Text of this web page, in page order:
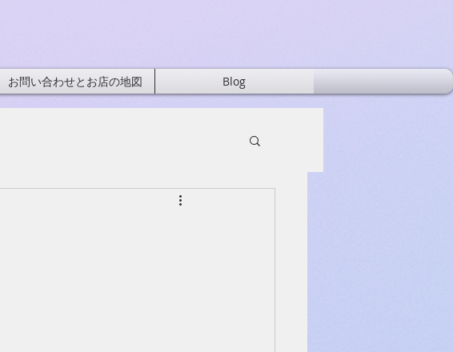
お問い合わせとお店の地図 Blog